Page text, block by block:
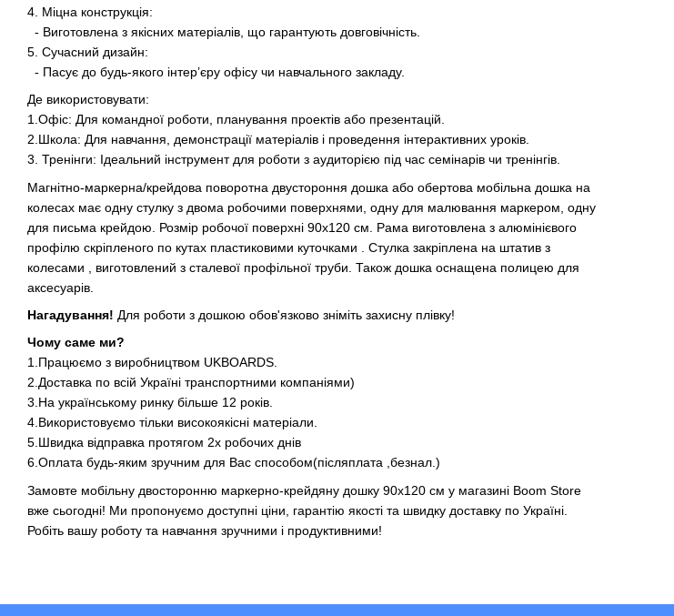
4. Міцна конструкція:
- Виготовлена з якісних матеріалів, що гарантують довговічність.
5. Сучасний дизайн:
- Пасує до будь-якого інтер’єру офісу чи навчального закладу.
Де використовувати:
1.Офіс: Для командної роботи, планування проектів або презентацій.
2.Школа: Для навчання, демонстрації матеріалів і проведення інтерактивних уроків.
3. Тренінги: Ідеальний інструмент для роботи з аудиторією під час семінарів чи тренінгів.
Магнітно-маркерна/крейдова поворотна двустороння дошка або обертова мобільна дошка на
колесах має одну стулку з двома робочими поверхнями, одну для малювання маркером, одну
для письма крейдою. Розмір робочої поверхні 90х120 см. Рама виготовлена з алюмінієвого
профілю скріпленого по кутах пластиковими куточками . Стулка закріплена на штатив з
колесами , виготовлений з сталевої профільної труби. Також дошка оснащена полицею для
аксесуарів.
Нагадування! Для роботи з дошкою обов'язково зніміть захисну плівку!
Чому саме ми?
1.Працюємо з виробництвом UKBOARDS.
2.Доставка по всій Україні транспортними компаніями)
3.На українському ринку більше 12 років.
4.Використовуємо тільки високоякісні матеріали.
5.Швидка відправка протягом 2х робочих днів
6.Оплата будь-яким зручним для Вас способом(післяплата ,безнал.)
Замовте мобільну двосторонню маркерно-крейдяну дошку 90х120 см у магазині Boom Store
вже сьогодні! Ми пропонуємо доступні ціни, гарантію якості та швидку доставку по Україні.
Робіть вашу роботу та навчання зручними і продуктивними!